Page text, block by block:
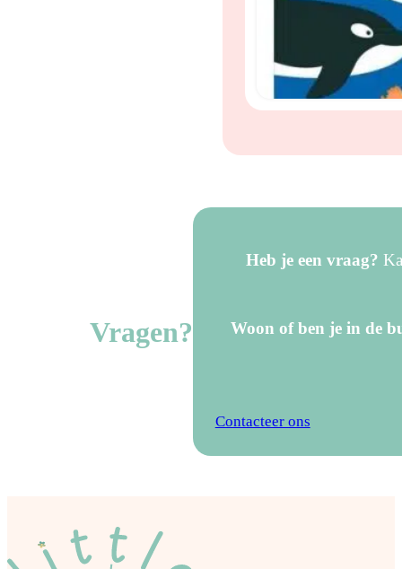
Mini Ü cadeaupakket
Vragen?
Heb je een vraag?
Woon of ben je in de
Contacteer ons